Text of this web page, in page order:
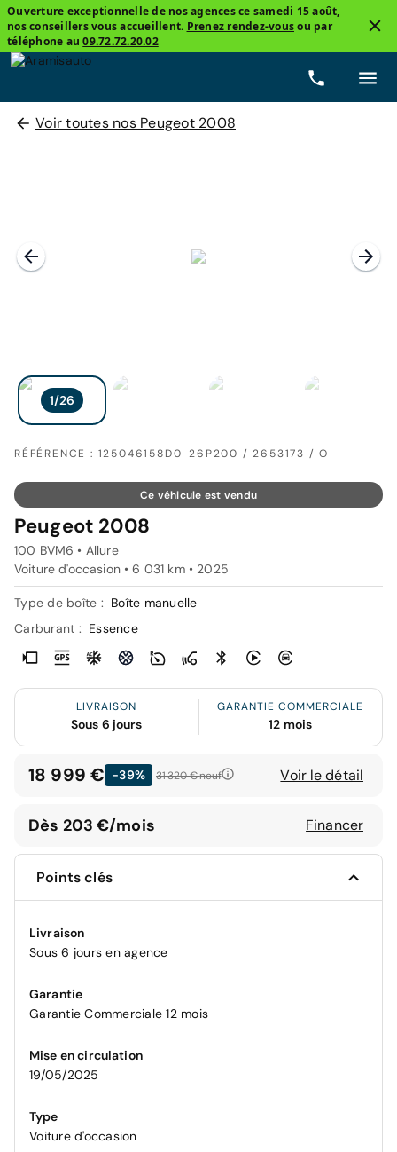
Ouverture exceptionnelle de nos agences ce samedi 15 août,
nos conseillers vous accueillent. Prenez rendez-vousou par
téléphone au09.72.72.20.02
Voir toutes nos Peugeot 2008
RÉFÉRENCE : 125046158D0-26P200 / 2653173 / O
Ce véhicule est vendu
Peugeot 2008
100 BVM6 • Allure
Voiture d'occasion • 6 031 km • 2025
Type de boîte : Boîte manuelle
Carburant : Essence
LIVRAISON
Sous 6 jours
GARANTIE COMMERCIALE
12 mois
18 999 € -39% 31 320 €neuf Voir le détail
Dès 203 €/mois Financer
Points clés
Livraison
Sous 6 jours en agence
Garantie
Garantie Commerciale 12 mois
Mise en circulation
19/05/2025
Type
Voiture d'occasion